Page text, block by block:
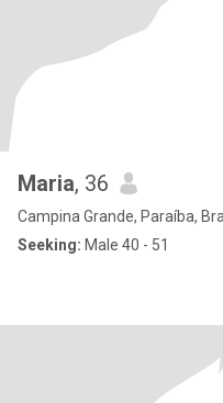
Maria, 36
Campina Grande, Paraíba,
Seeking: Male 40 - 51